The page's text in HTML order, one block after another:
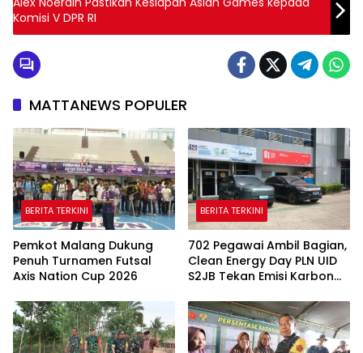
Komisi V DPR RI
MATTANEWS POPULER
BERITA TERKINI
Pemkot Malang Dukung
Penuh Turnamen Futsal
Axis Nation Cup 2026
BERITA TERKINI
702 Pegawai Ambil Bagian,
Clean Energy Day PLN UID
S2JB Tekan Emisi Karbon